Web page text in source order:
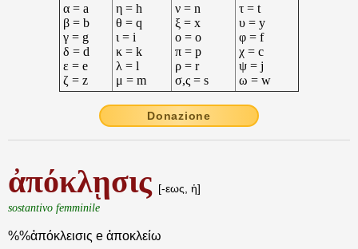
α = a
β = b
γ = g
δ = d
ε = e
ζ = z
η = h
θ = q
ι = i
κ = k
λ = l
μ = m
ν = n
ξ = x
ο = o
π = p
ρ = r
σ,ς = s
τ = t
υ = y
φ = f
χ = c
ψ = j
ω = w
Donazione
ἀπόκλῃσις [-εως, ἡ]
sostantivo femminile
%%ἀπόκλεισις e ἀποκλείω